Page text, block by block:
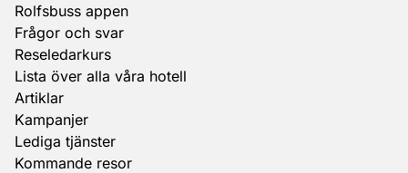
Rolfsbuss appen
Frågor och svar
Reseledarkurs
Lista över alla våra hotell
Artiklar
Kampanjer
Lediga tjänster
Kommande resor